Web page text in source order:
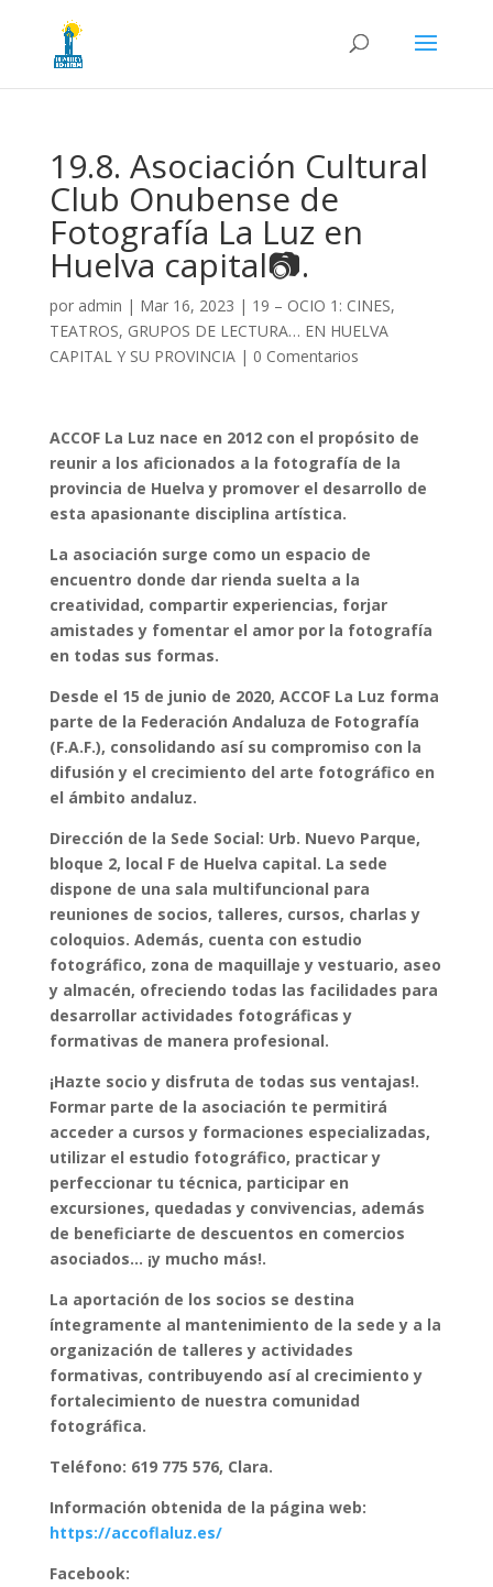
19.8. Asociación Cultural
Club Onubense de
Fotografía La Luz en
Huelva capital📷.
por admin | Mar 16, 2023 | 19 – OCIO 1: CINES,
TEATROS, GRUPOS DE LECTURA… EN HUELVA
CAPITAL Y SU PROVINCIA| 0 Comentarios
ACCOF La Luz nace en 2012 con el propósito de
reunir a los aficionados a la fotografía de la
provincia de Huelva y promover el desarrollo de
esta apasionante disciplina artística.
La asociación surge como un espacio de
encuentro donde dar rienda suelta a la
creatividad, compartir experiencias, forjar
amistades y fomentar el amor por la fotografía
en todas sus formas.
Desde el 15 de junio de 2020, ACCOF La Luz forma
parte de la Federación Andaluza de Fotografía
(F.A.F.), consolidando así su compromiso con la
difusión y el crecimiento del arte fotográfico en
el ámbito andaluz.
Dirección de la Sede Social: Urb. Nuevo Parque,
bloque 2, local F de Huelva capital. La sede
dispone de una sala multifuncional para
reuniones de socios, talleres, cursos, charlas y
coloquios. Además, cuenta con estudio
fotográfico, zona de maquillaje y vestuario, aseo
y almacén, ofreciendo todas las facilidades para
desarrollar actividades fotográficas y
formativas de manera profesional.
¡Hazte socio y disfruta de todas sus ventajas!.
Formar parte de la asociación te permitirá
acceder a cursos y formaciones especializadas,
utilizar el estudio fotográfico, practicar y
perfeccionar tu técnica, participar en
excursiones, quedadas y convivencias, además
de beneficiarte de descuentos en comercios
asociados… ¡y mucho más!.
La aportación de los socios se destina
íntegramente al mantenimiento de la sede y a la
organización de talleres y actividades
formativas, contribuyendo así al crecimiento y
fortalecimiento de nuestra comunidad
fotográfica.
Teléfono: 619 775 576, Clara.
Información obtenida de la página web:
https://accoflaluz.es/
Facebook: